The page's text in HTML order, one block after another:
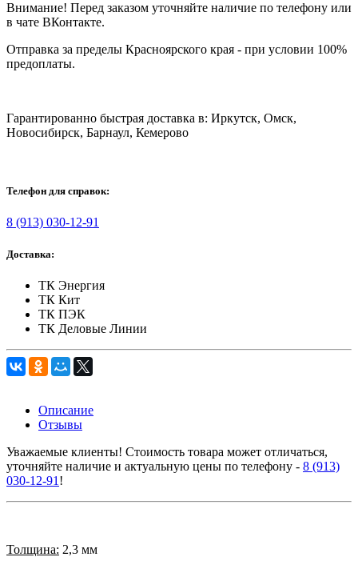
Внимание! Перед заказом уточняйте наличие по телефону или
в чате ВКонтакте.
Отправка за пределы Красноярского края - при условии 100%
предоплаты.
Гарантированно быстрая доставка в: Иркутск, Омск,
Новосибирск, Барнаул, Кемерово
Телефон для справок:
8 (913) 030-12-91
Доставка:
ТК Энергия
ТК Кит
ТК ПЭК
ТК Деловые Линии
Описание
Отзывы
Уважаемые клиенты! Стоимость товара может отличаться,
уточняйте наличие и актуальную цены по телефону - 8 (913)
030-12-91 !
Толщина: 2,3 мм